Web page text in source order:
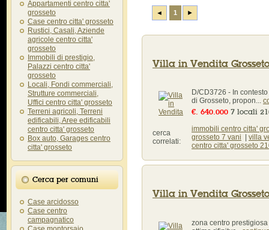
Appartamenti centro citta'
grosseto
Case centro citta' grosseto
Rustici, Casali, Aziende
agricole centro citta'
grosseto
Immobili di prestigio,
Palazzi centro citta'
grosseto
Locali, Fondi commerciali,
Strutture commerciali,
Uffici centro citta' grosseto
Terreni agricoli, Terreni
edificabili, Aree edificabili
centro citta' grosseto
Box auto, Garages centro
citta' grosseto
Cerca per comuni
Case arcidosso
Case centro
campagnatico
◄ 1 ►
Villa in Vendita
D/CD3726 - In
di Grosseto, propon...
€. 640.000 7 locali
cerca
correlati:
immobili centro citta'
grosseto 7 vani
villa
centro citta' grosseto
Villa in Vendita
zona centro